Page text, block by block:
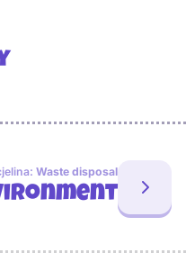
Waste disposal